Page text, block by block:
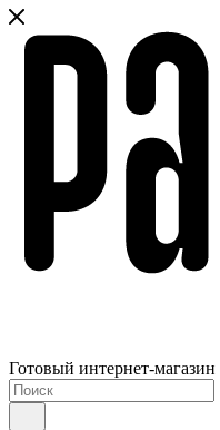
Готовый интернет-магазин